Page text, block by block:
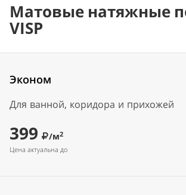
Матовые натяжные
VISP
Эконом
Для ванной, коридора и прихожей
399 /м2
Цена актуальна до